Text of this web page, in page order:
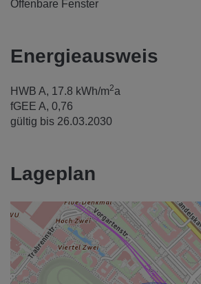
Öffenbare Fenster
Energieausweis
HWB A, 17.8 kWh/m2a
fGEE A, 0,76
gültig bis 26.03.2030
Lageplan